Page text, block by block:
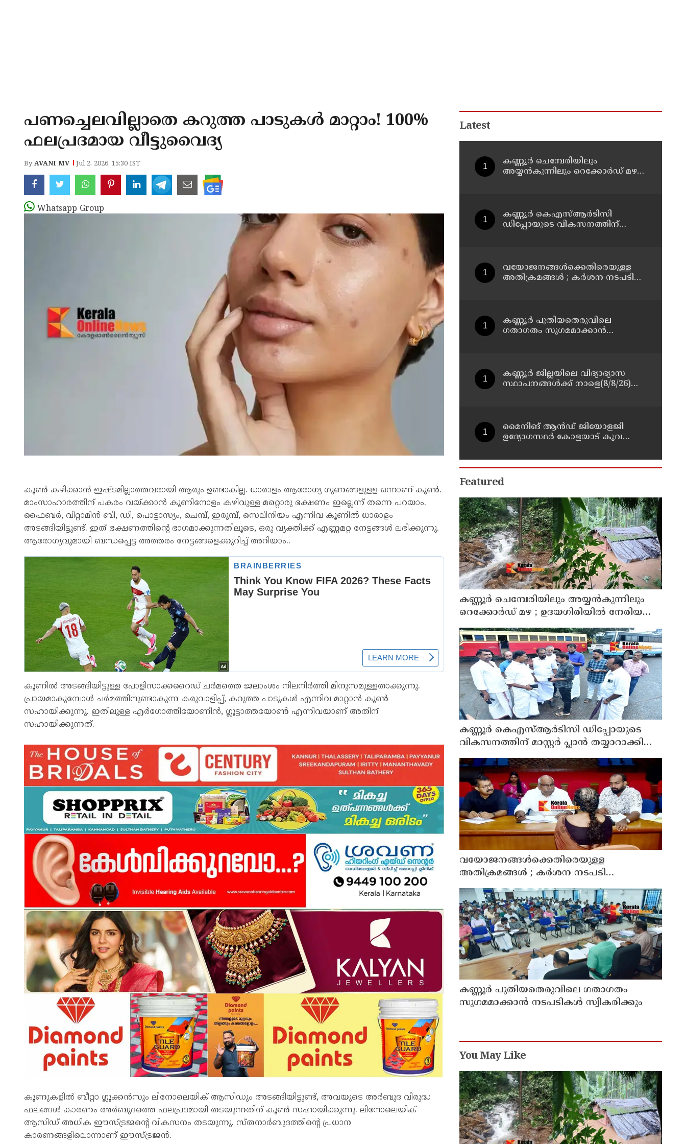
പണച്ചെലവില്ലാതെ കറുത്ത പാടുകൾ മാറ്റാം! 100%
ഫലപ്രദമായ വീട്ടുവൈദ്യ
ByAVANI MV Jul 2, 2026, 15:30 IST
Whatsapp Group
കൂൺ കഴിക്കാൻ ഇഷ്ടമില്ലാത്തവരായി ആരും ഉണ്ടാകില്ല. ധാരാളം ആരോഗ്യ ഗുണങ്ങളുളള ഒന്നാണ് കൂണ്‍.
മാംസാഹാരത്തിന് പകരം വയ്ക്കാന്‍ കൂണിനോളം കഴിവുള്ള മറ്റൊരു ഭക്ഷണം ഇല്ലെന്ന് തന്നെ പറയാം.
ഫൈബര്‍, വിറ്റാമിന്‍ ബി, ഡി, പൊട്ടാസ്യം, ചെമ്പ്, ഇരുമ്പ്, സെലിനിയം എന്നിവ കൂണില്‍ ധാരാളം
അടങ്ങിയിട്ടുണ്ട്. ഇത് ഭക്ഷണത്തിന്റെ ഭാഗമാക്കുന്നതിലൂടെ, ഒരു വ്യക്തിക്ക് എണ്ണമറ്റ നേട്ടങ്ങള്‍ ലഭിക്കുന്നു.
ആരോഗ്യവുമായി ബന്ധപ്പെട്ട അത്തരം നേട്ടങ്ങളെക്കുറിച്ച് അറിയാം..
കൂണിൽ അടങ്ങിയിട്ടുള്ള പോളിസാക്കറൈഡ് ചർമത്തെ ജലാംശം നിലനിർത്തി മിനുസമുള്ളതാക്കുന്നു.
പ്രായമാകുമ്പോൾ ചർമത്തിനുണ്ടാകുന്ന കരുവാളിപ്പ്, കറുത്ത പാടുകൾ എന്നിവ മാറ്റാൻ കൂൺ
സഹായിക്കുന്നു. ഇതിലുള്ള എർഗോത്തിയോണിൻ, ഗ്ലൂട്ടാത്തയോൺ എന്നിവയാണ് അതിന്
സഹായിക്കുന്നത്.
കൂണുകളിൽ ബീറ്റാ ഗ്ലൂക്കൻസും ലിനോലെയിക് ആസിഡും അടങ്ങിയിട്ടുണ്ട്, അവയുടെ അർബുദ വിരുദ്ധ
ഫലങ്ങൾ കാരണം അർബുദത്തെ ഫലപ്രദമായി തടയുന്നതിന് കൂൺ സഹായിക്കുന്നു. ലിനോലെയിക്
ആസിഡ് അധിക ഈസ്ട്രജന്റെ വികസനം തടയുന്നു. സ്തനാർബുദത്തിന്റെ പ്രധാന
കാരണങ്ങളിലൊന്നാണ് ഈസ്ട്രജൻ.
Latest
കണ്ണൂർ ചെമ്പേരിയിലും
അയ്യൻകുന്നിലും റെക്കോർഡ് മഴ ;
കണ്ണൂർ കെഎസ്ആർടിസി
ഡിപ്പോയുടെ വികസനത്തിന്
വയോജനങ്ങൾക്കെതിരെയുള്ള
അതിക്രമങ്ങൾ ; കർശന നടപടി
കണ്ണൂർ പുതിയതെരുവിലെ
ഗതാഗതം സുഗമമാക്കാന്‍
കണ്ണൂർ ജില്ലയിലെ വിദ്യാഭ്യാസ
സ്ഥാപനങ്ങള്‍ക്ക് നാളെ(8/8/26)
മൈനിങ് ആൻഡ്​ ജിയോളജി
ഉദ്യോഗസ്ഥർ കോളയാട് കൂവ
Featured
കണ്ണൂർ ചെമ്പേരിയിലും അയ്യൻകുന്നിലും
റെക്കോർഡ് മഴ ; ഉദയഗിരിയിൽ നേരിയ
ഉരുൾപൊട്ടൽ; 13 പേരെ ക്യാമ്പിലേക്ക് മാറ്റി
കണ്ണൂർ കെഎസ്ആർടിസി ഡിപ്പോയുടെ
വികസനത്തിന് മാസ്റ്റർ പ്ലാൻ തയ്യാറാക്കി
സമർപ്പിക്കും : ടി ഒ മോഹനൻ എം എൽ എ
വയോജനങ്ങൾക്കെതിരെയുള്ള
അതിക്രമങ്ങൾ ; കർശന നടപടി
സ്വീകരിക്കുമെന്ന് കമ്മീഷൻ
കണ്ണൂർ പുതിയതെരുവിലെ ഗതാഗതം
സുഗമമാക്കാന്‍ നടപടികള്‍ സ്വീകരിക്കും
You May Like